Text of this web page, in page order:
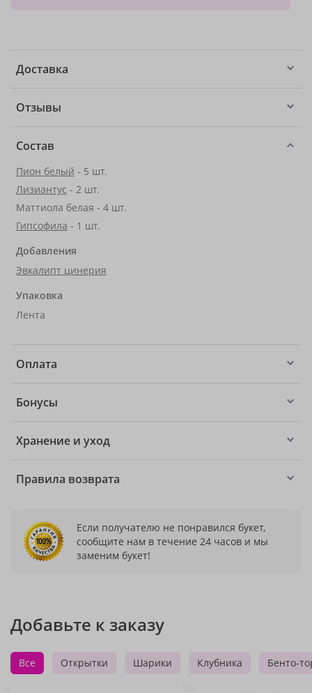
Доставка
Отзывы
Состав
Пион белый - 5 шт.
Лизиантус - 2 шт.
Маттиола белая - 4 шт.
Гипсофила - 1 шт.
Добавления
Эвкалипт цинерия
Упаковка
Лента
Оплата
Бонусы
Хранение и уход
Правила возврата
Если получателю не понравился букет,
сообщите нам в течение 24 часов и мы
заменим букет!
Добавьте к заказу
Все Открытки Шарики Клубника Бенто-